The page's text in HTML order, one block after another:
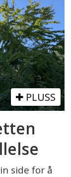
PLUSS
side for å